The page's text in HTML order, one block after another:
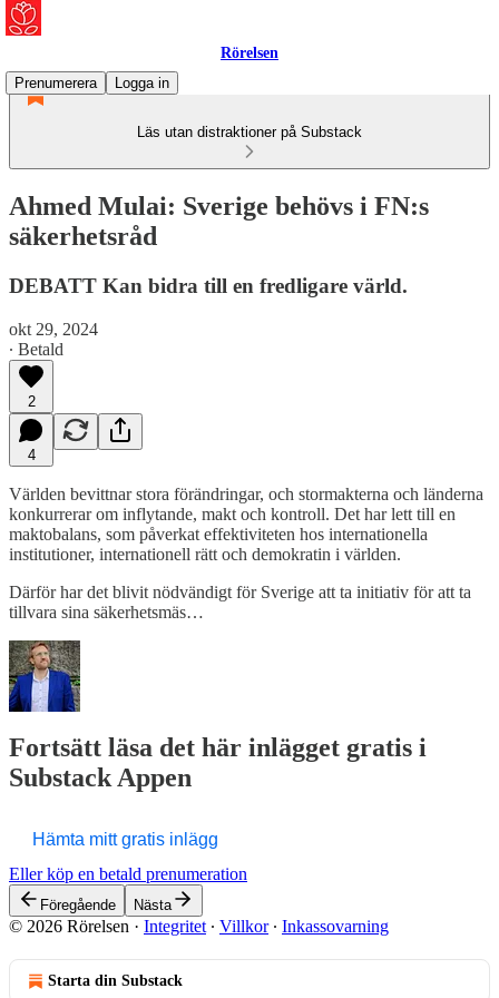
Rörelsen
Prenumerera
Logga in
Läs utan distraktioner på Substack
Ahmed Mulai: Sverige behövs i FN:s
säkerhetsråd
DEBATT Kan bidra till en fredligare värld.
okt 29, 2024
∙ Betald
2
4
Världen bevittnar stora förändringar, och stormakterna och länderna
konkurrerar om inflytande, makt och kontroll. Det har lett till en
maktobalans, som påverkat effektiviteten hos internationella
institutioner, internationell rätt och demokratin i världen.
Därför har det blivit nödvändigt för Sverige att ta initiativ för att ta
tillvara sina säkerhetsmäs…
Fortsätt läsa det här inlägget gratis i
Substack Appen
Hämta mitt gratis inlägg
Eller köp en betald prenumeration
Föregående Nästa
© 2026 Rörelsen · Integritet ∙ Villkor∙ Inkassovarning
Starta din Substack